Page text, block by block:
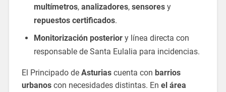
multímetros, analizadores, sensoresy
repuestos certificados.
Monitorización posteriory línea directa con
responsable de Santa Eulalia para incidencias.
El Principado de Asturiascuenta con barrios
urbanoscon necesidades distintas. En el área